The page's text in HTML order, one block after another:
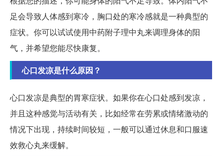
足会导致人体感到寒冷，胸口处的寒冷感就是一种典型的
症状。你可以试试使用中药附子理中丸来调理身体的阳
气，并希望您能尽快康复。
心口发凉是什么原因？
心口发凉是典型的胃寒症状。如果你在心口处感到发凉，
并且这种感觉与活动有关，比如经常在劳累或情绪激动的
情况下出现，持续时间较短，一般可以通过休息和口服速
效救心丸来缓解。